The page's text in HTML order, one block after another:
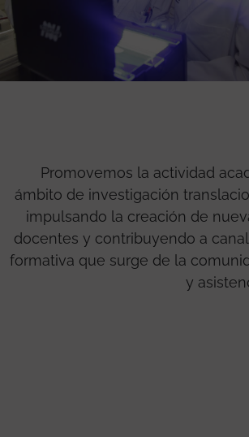
Promovemos la actividad
ámbito de investigación
impulsando la creación de
docentes y contribuyendo a
formativa que surge de la
y